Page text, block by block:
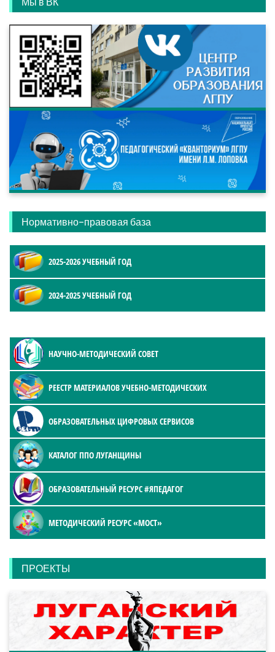
Нормативно-правовая база
2025-2026 УЧЕБНЫЙ ГОД
2024-2025 УЧЕБНЫЙ ГОД
НАУЧНО-МЕТОДИЧЕСКИЙ СОВЕТ
РЕЕСТР МАТЕРИАЛОВ УЧЕБНО-МЕТОДИЧЕСКИХ
ОБРАЗОВАТЕЛЬНЫХ ЦИФРОВЫХ СЕРВИСОВ
КАТАЛОГ ППО ЛУГАНЩИНЫ
ОБРАЗОВАТЕЛЬНЫЙ РЕСУРС #ЯПЕДАГОГ
МЕТОДИЧЕСКИЙ РЕСУРС «МОСТ»
ПРОЕКТЫ